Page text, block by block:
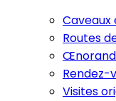
Routes
Rendez-
Visites